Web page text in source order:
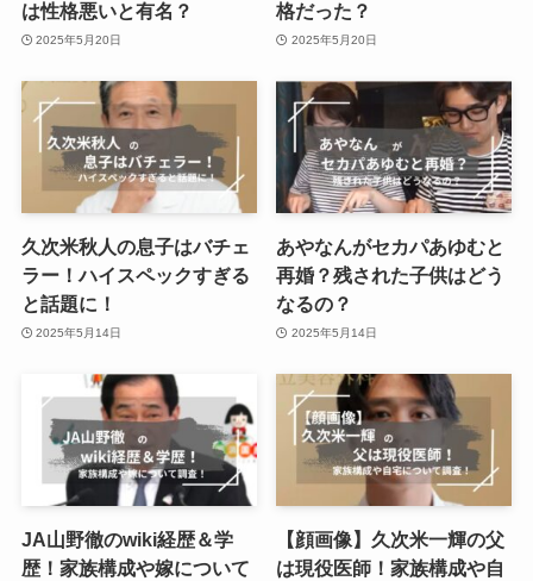
は性格悪いと有名？
2025年5月20日
格だった？
2025年5月20日
久次米秋人の息子はバチェ
ラー！ハイスペックすぎる
と話題に！
2025年5月14日
あやなんがセカパあゆむと
再婚？残された子供はどう
なるの？
2025年5月14日
JA山野徹のwiki経歴＆学
歴！家族構成や嫁について
【顔画像】久次米一輝の父
は現役医師！家族構成や自